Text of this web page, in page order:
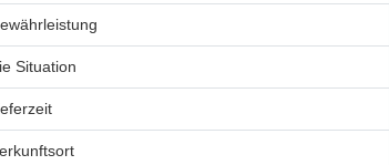
Situation